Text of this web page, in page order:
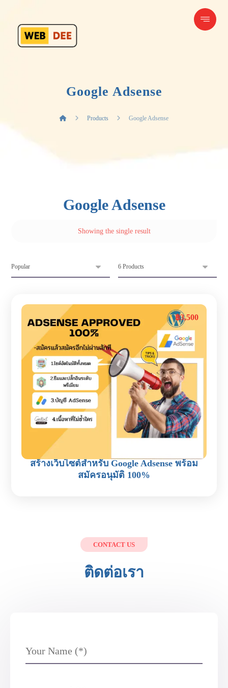
Google Adsense
Products Google Adsense
Google Adsense
Showing the single result
สร้างเว็บไซต์สำหรับ Google Adsense พร้อม
สมัครอนุมัติ 100%
฿3,500
CONTACT US
ติดต่อเรา